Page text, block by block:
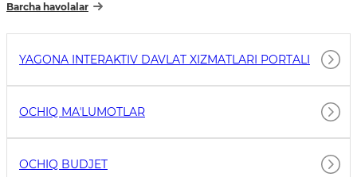
Barcha havolalar
YAGONA INTERAKTIV DAVLAT XIZMATLARI PORTALI
OCHIQ MAʼLUMOTLAR
OCHIQ BUDJET